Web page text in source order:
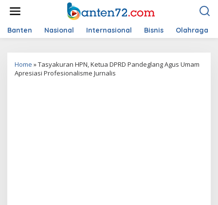
t
Banten Nasional Internasional Bisnis Olahraga
Home »Tasyakuran HPN, Ketua DPRD Pandeglang Agus Umam
Apresiasi Profesionalisme Jurnalis